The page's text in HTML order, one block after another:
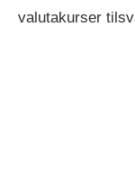
valutakurser